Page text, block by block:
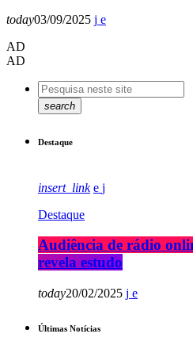
today03/09/2025
AD
AD
search
Destaque
insert_link
Destaque
Audiência de rádio
revela estudo
today20/02/2025
Últimas Notícias